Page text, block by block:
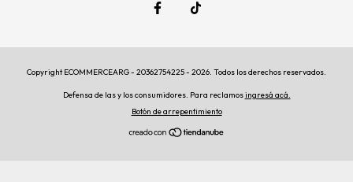
Copyright ECOMMERCEARG - 20362754225 - 2026. Todos los derechos reservados.
Defensa de las y los consumidores. Para reclamosingresá acá.
Botón de arrepentimiento